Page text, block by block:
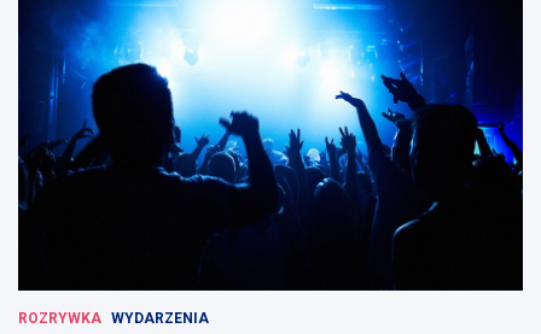
ROZRYWKA WYDARZENIA